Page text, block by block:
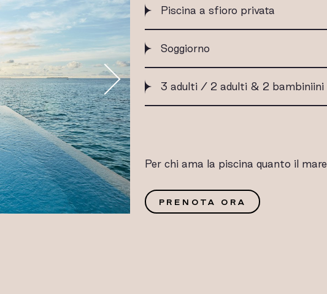
Piscina a sfioro privata
Soggiorno
3 adulti / 2 adulti & 2 bambiniini
Per chi ama la piscina quanto il mare
PRENOTA ORA